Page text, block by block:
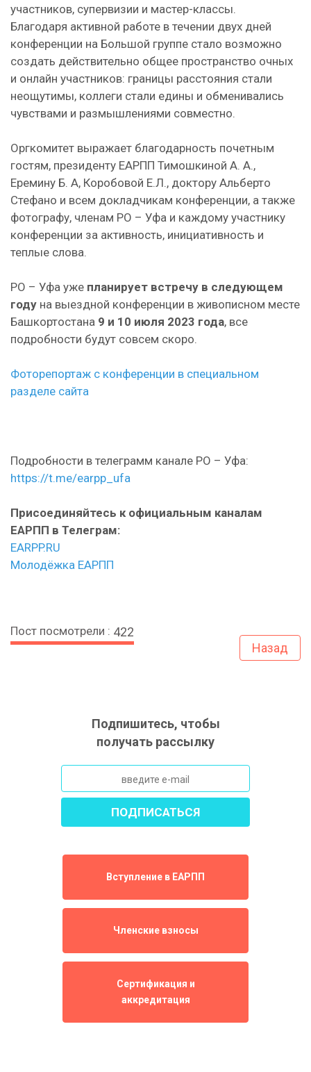
участников, супервизии и мастер-классы.
Благодаря активной работе в течении двух дней
конференции на Большой группе стало возможно
создать действительно общее пространство очных
и онлайн участников: границы расстояния стали
неощутимы, коллеги стали едины и обменивались
чувствами и размышлениями совместно.
Оргкомитет выражает благодарность почетным
гостям, президенту ЕАРПП Тимошкиной А. А.,
Еремину Б. А, Коробовой Е.Л., доктору Альберто
Стефано и всем докладчикам конференции, а также
фотографу, членам РО – Уфа и каждому участнику
конференции за активность, инициативность и
теплые слова.
РО – Уфа уже планирует встречу в следующем
году на выездной конференции в живописном месте
Башкортостана 9 и 10 июля 2023 года, все
подробности будут совсем скоро.
Фоторепортаж с конференции в специальном
разделе сайта
Подробности в телеграмм канале РО – Уфа:
https://t.me/earpp_ufa
Присоединяйтесь к официальным каналам
ЕАРПП в Телеграм:
EARPP.RU
Молодёжка ЕАРПП
Пост посмотрели : 422
Назад
Подпишитесь, чтобы
получать рассылку
Вступление в ЕАРПП
Членские взносы
Сертификация и
аккредитация